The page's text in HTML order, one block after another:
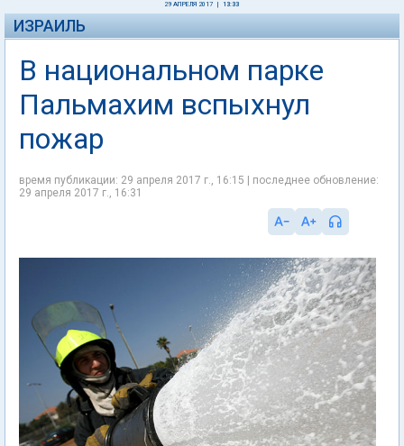
29 АПРЕЛЯ 2017 13:33
ИЗРАИЛЬ
В национальном парке
Пальмахим вспыхнул
пожар
время публикации: 29 апреля 2017 г., 16:15 | последнее обновление:
29 апреля 2017 г., 16:31